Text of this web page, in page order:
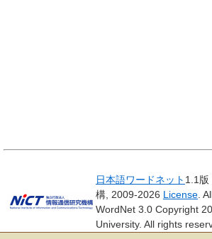
日本語ワードネット 1.1版
構, 2009-2026 License .
WordNet 3.0 Copyright
University. All rights